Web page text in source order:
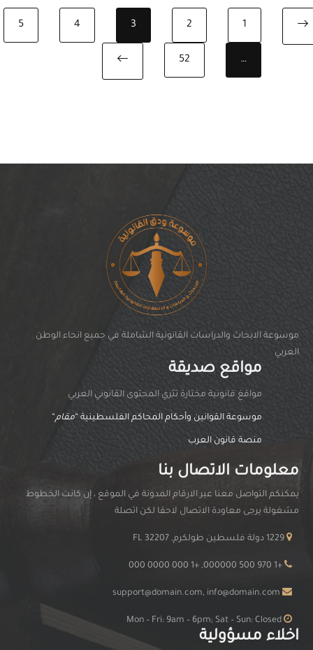
Previous page
1
2
3
4
5
…
52
موسوعة الابحاث والدراسات القانونية الشاملة في جميع انحاء الوطن
العربي
مواقع صديقة
مواقغ قانونية مختارة تثري المحتوى القانوني العربي
موسوعة القوانين وأحكام المحاكم الفلسطينية “مقام“
منصة قانون العرب
معلومات الاتصال بنا
يمكنكم التواصل معنا عبر الارقام المدونة في الموقع ، إن كانت الخطوط
مشغولة يرجى معاودة الاتصال لاحقا لكن اتصلة
+1 970 500 000000, +1 000 0000 000
اخلاء مسؤولية